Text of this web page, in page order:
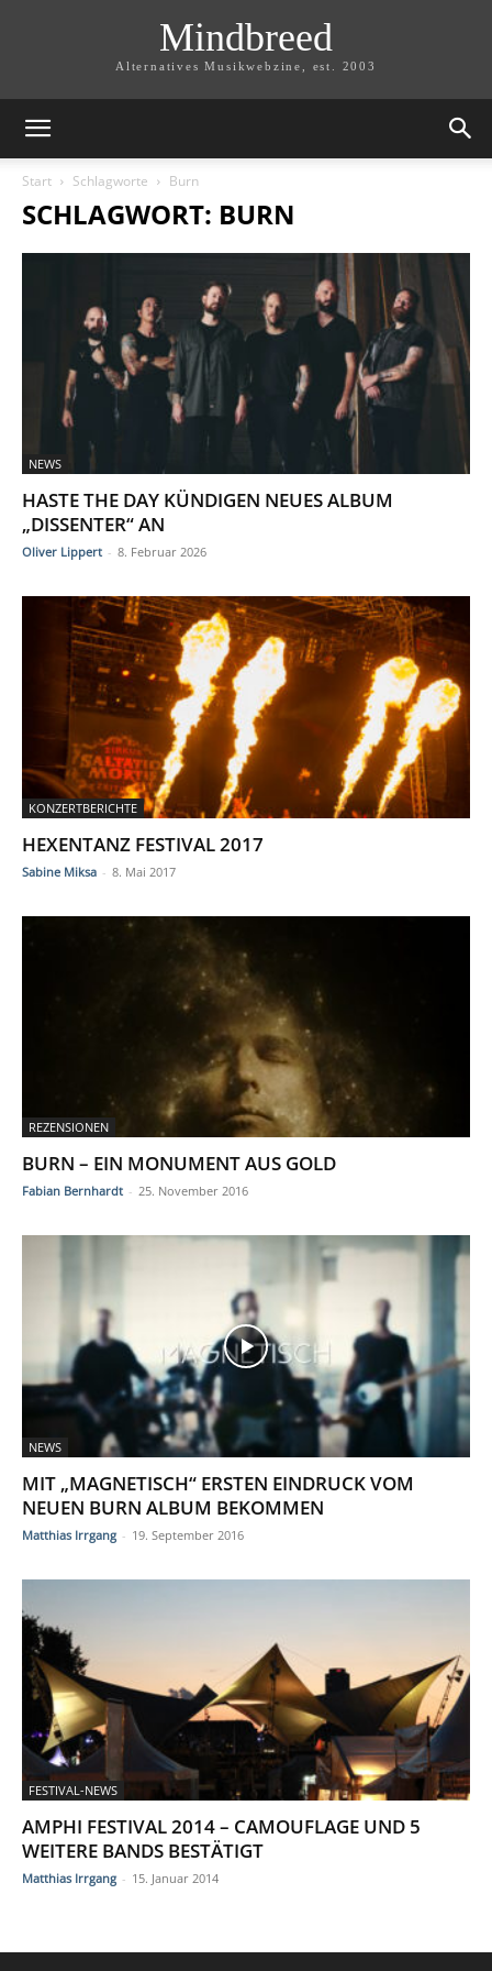
Mindbreed
Alternatives Musikwebzine, est. 2003
Start Schlagworte Burn
SCHLAGWORT: BURN
NEWS
HASTE THE DAY KÜNDIGEN NEUES ALBUM
„DISSENTER“ AN
Oliver Lippert - 8. Februar 2026
KONZERTBERICHTE
HEXENTANZ FESTIVAL 2017
Sabine Miksa - 8. Mai 2017
REZENSIONEN
BURN – EIN MONUMENT AUS GOLD
Fabian Bernhardt - 25. November 2016
NEWS
MIT „MAGNETISCH“ ERSTEN EINDRUCK VOM
NEUEN BURN ALBUM BEKOMMEN
Matthias Irrgang - 19. September 2016
FESTIVAL-NEWS
AMPHI FESTIVAL 2014 – CAMOUFLAGE UND 5
WEITERE BANDS BESTÄTIGT
Matthias Irrgang - 15. Januar 2014